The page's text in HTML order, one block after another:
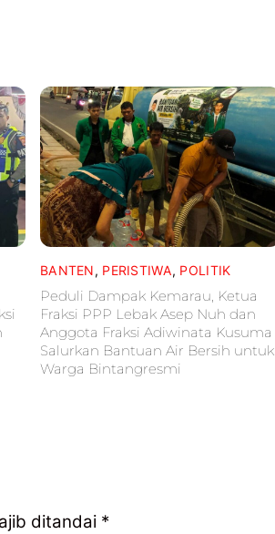
BANTEN, PERISTIWA, POLITIK
Peduli Dampak Kemarau, Ketua
Fraksi PPP Lebak Asep Nuh dan
Anggota Fraksi Adiwinata Kusuma
Salurkan Bantuan Air Bersih untuk
Warga Bintangresmi
ditandai *